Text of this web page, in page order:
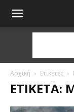
Αρχική Ετικέτες
ΕΤΙΚΈΤΑ: